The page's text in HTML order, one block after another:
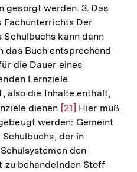
gesorgt werden. 3. Das
Fachunterrichts Der
kann dann
das Buch entsprechend
die Dauer eines
Lernziele
also die Inhalte enthält,
dienen Zur
Auflösung
der
Fußnote
[21] Hier muß
werden: Gemeint
der in
den
behandelnden Stoff